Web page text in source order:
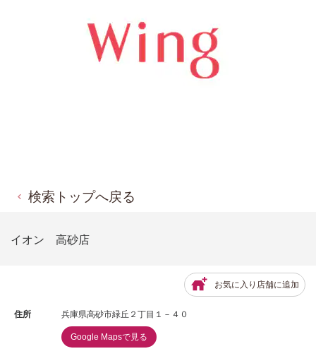
検索トップへ戻る
イオン 高砂店
お気に入り店舗に追加
住所 兵庫県高砂市緑丘２丁目１－４０
Google Mapsで見る